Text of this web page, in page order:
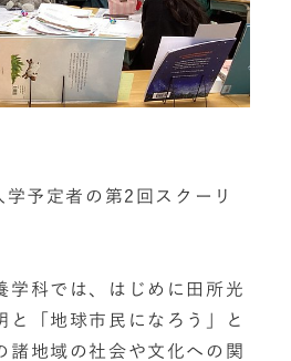
予定者の第2回スクーリ
学科では、はじめに田所光
と「地球市民になろう」と
諸地域の社会や文化への関